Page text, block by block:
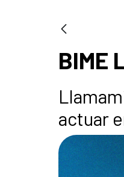
BIME
actuar